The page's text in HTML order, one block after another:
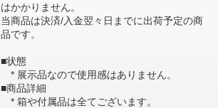
はかかりません。
当商品は決済/入金翌々日までに出荷予定の商
品です。
■状態
* 展示品なので使用感はありません。
■商品詳細
* 箱や付属品は全てございます。